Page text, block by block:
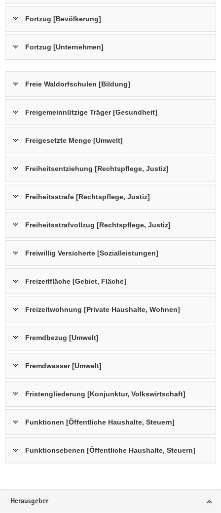
Fortzug [Bevölkerung]
Fortzug [Unternehmen]
Freie Waldorfschulen [Bildung]
Freigemeinnützige Träger [Gesundheit]
Freigesetzte Menge [Umwelt]
Freiheitsentziehung [Rechtspflege, Justiz]
Freiheitsstrafe [Rechtspflege, Justiz]
Freiheitsstrafvollzug [Rechtspflege, Justiz]
Freiwillig Versicherte [Sozialleistungen]
Freizeitfläche [Gebiet, Fläche]
Freizeitwohnung [Private Haushalte, Wohnen]
Fremdbezug [Umwelt]
Fremdwasser [Umwelt]
Fristengliederung [Konjunktur, Volkswirtschaft]
Funktionen [Öffentliche Haushalte, Steuern]
Funktionsebenen [Öffentliche Haushalte, Steuern]
Footer-
Herausgeber